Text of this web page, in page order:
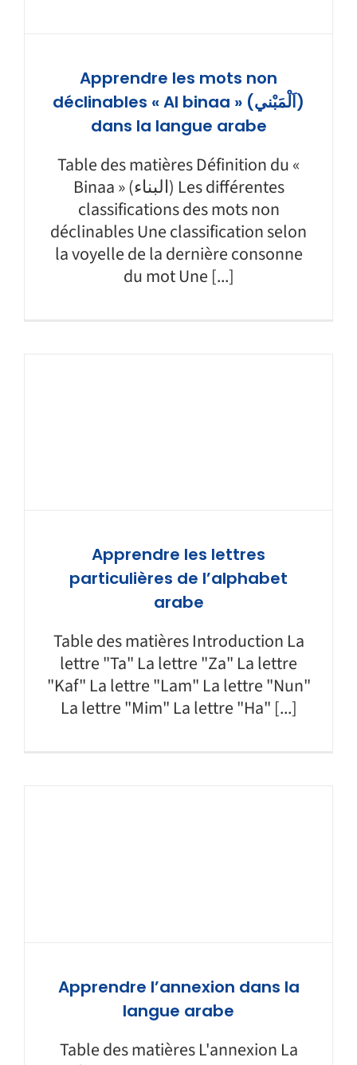
Apprendre les mots non
déclinables « Al binaa » (اَلْمَبْني)
dans la langue arabe
Table des matières Définition du «
Binaa » (البناء) Les différentes
classifications des mots non
déclinables Une classification selon
la voyelle de la dernière consonne
du mot Une [...]
Apprendre les lettres
particulières de l’alphabet
arabe
Table des matières Introduction La
lettre "Ta" La lettre "Za" La lettre
"Kaf" La lettre "Lam" La lettre "Nun"
La lettre "Mim" La lettre "Ha" [...]
Apprendre l’annexion dans la
langue arabe
Table des matières L'annexion La